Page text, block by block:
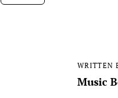
WRITTEN
Music